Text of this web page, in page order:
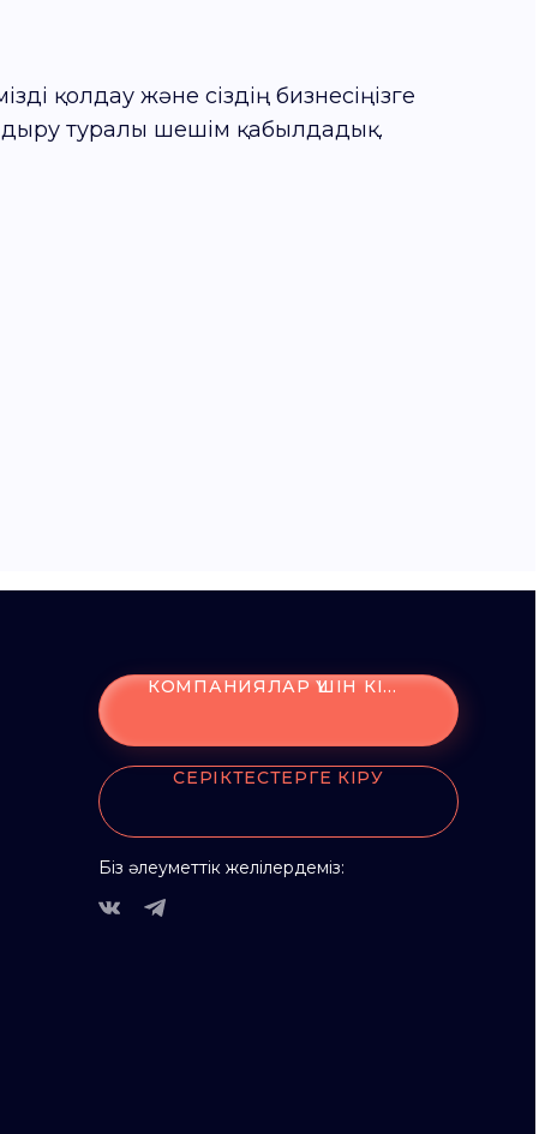
қолдау және сіздің бизнесіңізге
туралы шешім қабылдадық.
КОМПАНИЯЛАР ҮШІН КІРУ
СЕРІКТЕСТЕРГЕ КІРУ
Біз әлеуметтік желілердеміз: